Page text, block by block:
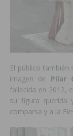
El público
imagen de Pilar
fallecida en 2012,
su figura querida
comparsa y a la